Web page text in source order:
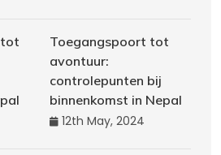
Toegangspoort tot
avontuur:
controlepunten bij
binnenkomst in Nepal
12th May, 2024